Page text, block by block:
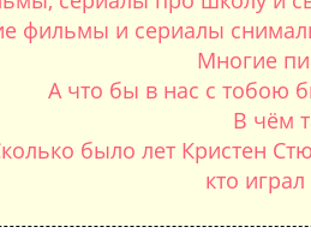
фильмы и сериалы
Многие
А что бы в нас с тобою
В чём
было лет Кристен
кто